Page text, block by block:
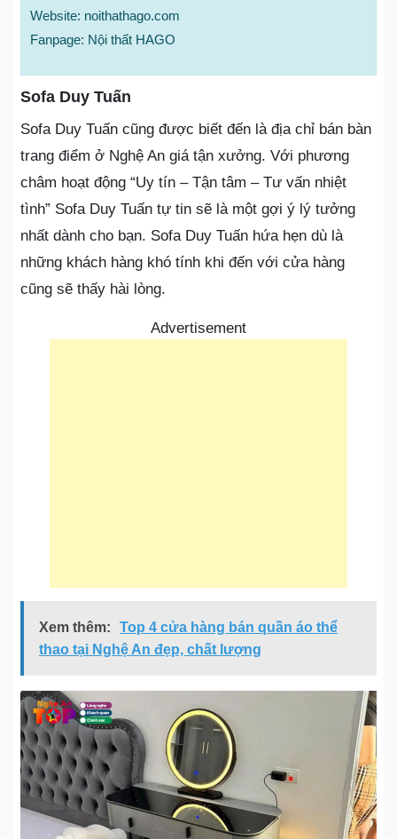
Website: noithathago.com
Fanpage: Nội thất HAGO
Sofa Duy Tuấn
Sofa Duy Tuấn cũng được biết đến là địa chỉ bán bàn
trang điểm ở Nghệ An giá tận xưởng. Với phương
châm hoạt động “Uy tín – Tận tâm – Tư vấn nhiệt
tình” Sofa Duy Tuấn tự tin sẽ là một gợi ý lý tưởng
nhất dành cho bạn. Sofa Duy Tuấn hứa hẹn dù là
những khách hàng khó tính khi đến với cửa hàng
cũng sẽ thấy hài lòng.
Advertisement
Xem thêm:
Top 4 cửa hàng bán quần áo thể
thao tại Nghệ An đẹp, chất lượng